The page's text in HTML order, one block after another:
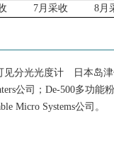
7月采收 8月
分光光度计 日本岛
公司；De-500多功
Micro Systems公司。